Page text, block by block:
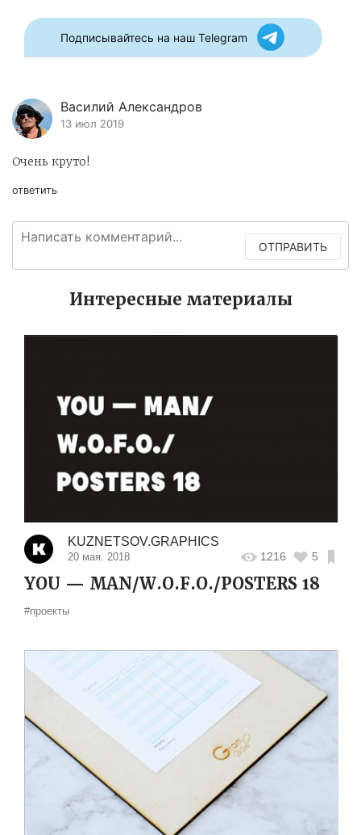
Подписывайтесь на наш Telegram
Василий Александров
13 июл 2019
Очень круто!
ответить
ОТПРАВИТЬ
Интересные материалы
KUZNETSOV.GRAPHICS
20 мая. 2018 1216 5
YOU — MAN/W.O.F.O./POSTERS 18
#проекты